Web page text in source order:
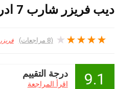
ديب فريزر شارب 7 ادراج 300 لتر انفرتر ديجيتال
★
★
★
★
★
(
8 مراجعات) فريزر
9.1 درجة التقييم
اقرأ المراجعة